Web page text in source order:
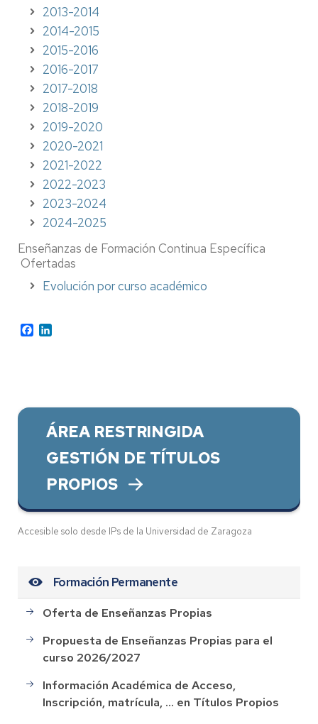
2013-2014
2014-2015
2015-2016
2016-2017
2017-2018
2018-2019
2019-2020
2020-2021
2021-2022
2022-2023
2023-2024
2024-2025
Enseñanzas de Formación Continua Específica
Ofertadas
Evolución por curso académico
Facebook
ÁREA RESTRINGIDA
GESTIÓN DE TÍTULOS
PROPIOS
Accesible solo desde IPs de la Universidad de Zaragoza
Formación Permanente
Oferta de Enseñanzas Propias
Propuesta de Enseñanzas Propias para el
curso 2026/2027
Información Académica de Acceso,
Inscripción, matrícula, ... en Títulos Propios